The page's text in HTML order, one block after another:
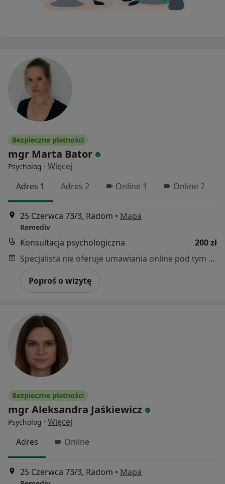
Bezpieczne płatności
mgr Marta Bator
Psycholog · Więcej
Adres 1
Adres 2 Online 1 Online 2
25 Czerwca 73/3, Radom • Mapa
Remediv
Konsultacja psychologiczna
200 zł
Specjalista nie oferuje umawiania online pod tym adresem.
Poproś o wizytę
Bezpieczne płatności
mgr Aleksandra Jaśkiewicz
Psycholog · Więcej
Adres
Online
25 Czerwca 73/3, Radom • Mapa